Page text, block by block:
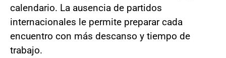
calendario. La ausencia de partidos
internacionales le permite preparar cada
encuentro con más descanso y tiempo de
trabajo.